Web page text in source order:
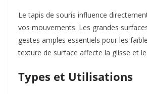
Le tapis de souris influence
vos mouvements. Les grandes
gestes amples essentiels pour les
texture de surface affecte la glisse et
Types et Utilisations